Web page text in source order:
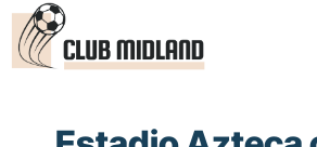
Saltar
contenido